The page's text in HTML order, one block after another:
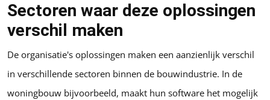
Sectoren waar deze oplossingen
verschil maken
De organisatie's oplossingen maken een aanzienlijk verschil
in verschillende sectoren binnen de bouwindustrie. In de
woningbouw bijvoorbeeld, maakt hun software het mogelijk